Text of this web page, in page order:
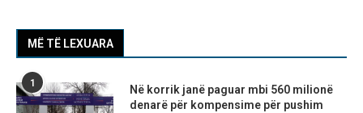
MË TË LEXUARA
1
Në korrik janë paguar mbi 560 milionë
denarë për kompensime për pushim